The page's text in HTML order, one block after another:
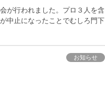
が行われました。プロ３人を含
中止になったことでむしろ門下
お知らせ